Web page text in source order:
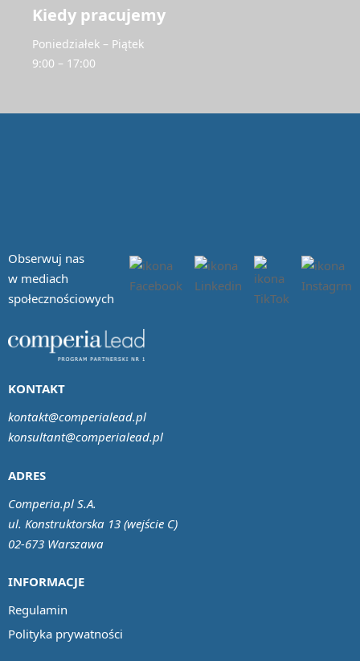
Kiedy pracujemy
Poniedziałek – Piątek
9:00 – 17:00
Obserwuj nas
w mediach
społecznościowych
INFORMACJE
Regulamin
Polityka prywatności
ADRES
Comperia.pl S.A.
ul. Konstruktorska 13 (wejście C)
02-673 Warszawa
KONTAKT
kontakt@comperialead.pl
konsultant@comperialead.pl